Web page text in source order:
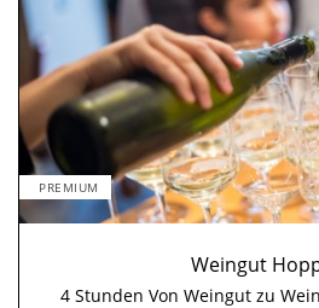
PREMIUM
Weingut
4 Stunden Von Weingut zu